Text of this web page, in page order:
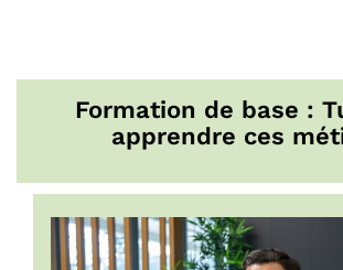
Formation de base :
apprendre ces